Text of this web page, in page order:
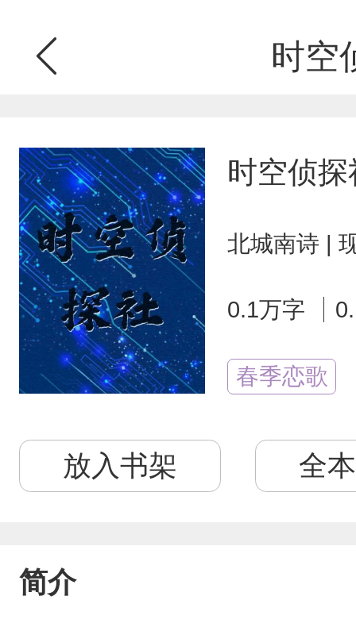
时空
时空侦探
北城南诗 |
0.1万字
春季恋歌
放入书架 全
简介